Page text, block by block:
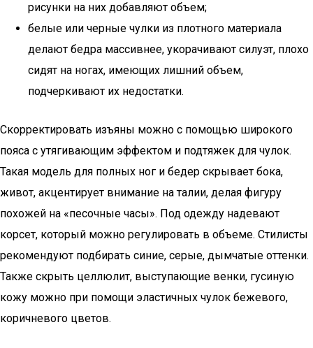
рисунки на них добавляют объем;
белые или черные чулки из плотного материала
делают бедра массивнее, укорачивают силуэт, плохо
сидят на ногах, имеющих лишний объем,
подчеркивают их недостатки.
Скорректировать изъяны можно с помощью широкого
пояса с утягивающим эффектом и подтяжек для чулок.
Такая модель для полных ног и бедер скрывает бока,
живот, акцентирует внимание на талии, делая фигуру
похожей на «песочные часы». Под одежду надевают
корсет, который можно регулировать в объеме. Стилисты
рекомендуют подбирать синие, серые, дымчатые оттенки.
Также скрыть целлюлит, выступающие венки, гусиную
кожу можно при помощи эластичных чулок бежевого,
коричневого цветов.